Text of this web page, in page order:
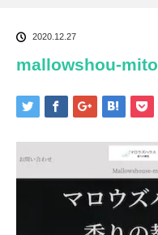
2020.12.27
mallowshou-mito